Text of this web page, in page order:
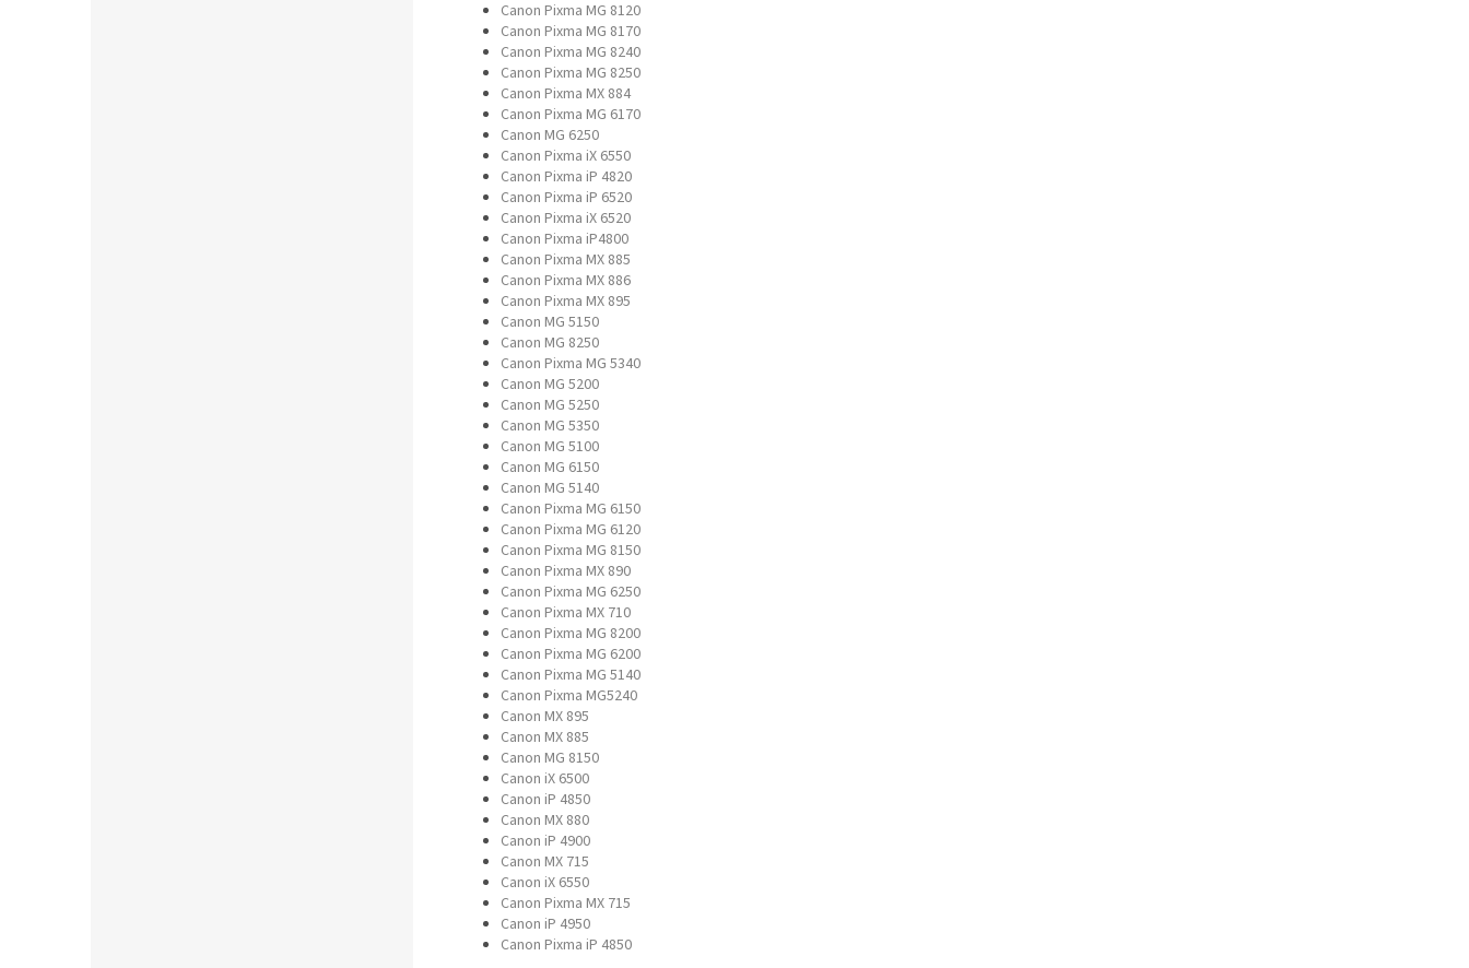
Canon Pixma MG 8120
Canon Pixma MG 8170
Canon Pixma MG 8240
Canon Pixma MG 8250
Canon Pixma MX 884
Canon Pixma MG 6170
Canon MG 6250
Canon Pixma iX 6550
Canon Pixma iP 4820
Canon Pixma iP 6520
Canon Pixma iX 6520
Canon Pixma iP4800
Canon Pixma MX 885
Canon Pixma MX 886
Canon Pixma MX 895
Canon MG 5150
Canon MG 8250
Canon Pixma MG 5340
Canon MG 5200
Canon MG 5250
Canon MG 5350
Canon MG 5100
Canon MG 6150
Canon MG 5140
Canon Pixma MG 6150
Canon Pixma MG 6120
Canon Pixma MG 8150
Canon Pixma MX 890
Canon Pixma MG 6250
Canon Pixma MX 710
Canon Pixma MG 8200
Canon Pixma MG 6200
Canon Pixma MG 5140
Canon Pixma MG5240
Canon MX 895
Canon MX 885
Canon MG 8150
Canon iX 6500
Canon iP 4850
Canon MX 880
Canon iP 4900
Canon MX 715
Canon iX 6550
Canon Pixma MX 715
Canon iP 4950
Canon Pixma iP 4850